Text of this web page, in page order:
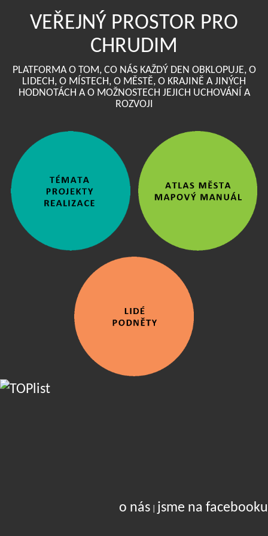
VEŘEJNÝ PROSTOR PRO
CHRUDIM
PLATFORMA O TOM, CO NÁS KAŽDÝ DEN OBKLOPUJE, O
LIDECH, O MÍSTECH, O MĚSTĚ, O KRAJINĚ A JINÝCH
HODNOTÁCH A O MOŽNOSTECH JEJICH UCHOVÁNÍ A
ROZVOJI
o nás jsme na facebooku